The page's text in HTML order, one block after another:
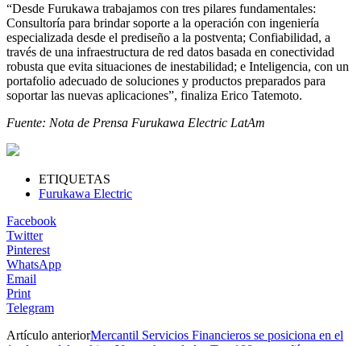
“Desde Furukawa trabajamos con tres pilares fundamentales:
Consultoría para brindar soporte a la operación con ingeniería
especializada desde el prediseño a la postventa; Confiabilidad, a
través de una infraestructura de red datos basada en conectividad
robusta que evita situaciones de inestabilidad; e Inteligencia, con un
portafolio adecuado de soluciones y productos preparados para
soportar las nuevas aplicaciones”, finaliza Erico Tatemoto.
Fuente: Nota de Prensa Furukawa Electric LatAm
ETIQUETAS
Furukawa Electric
Facebook
Twitter
Pinterest
WhatsApp
Email
Print
Telegram
Artículo anteriorMercantil Servicios Financieros se posiciona en el